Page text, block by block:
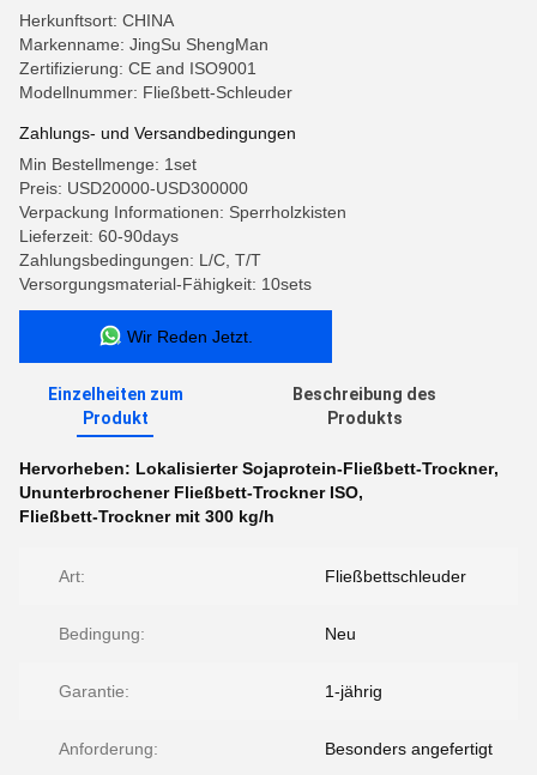
Herkunftsort: CHINA
Markenname: JingSu ShengMan
Zertifizierung: CE and ISO9001
Modellnummer: Fließbett-Schleuder
Zahlungs- und Versandbedingungen
Min Bestellmenge: 1set
Preis: USD20000-USD300000
Verpackung Informationen: Sperrholzkisten
Lieferzeit: 60-90days
Zahlungsbedingungen: L/C, T/T
Versorgungsmaterial-Fähigkeit: 10sets
Wir Reden Jetzt.
Einzelheiten zum
Produkt
Beschreibung des
Produkts
Hervorheben: Lokalisierter Sojaprotein-Fließbett-Trockner,
Ununterbrochener Fließbett-Trockner ISO,
Fließbett-Trockner mit 300 kg/h
Art: Fließbettschleuder
Bedingung: Neu
Garantie: 1-jährig
Anforderung: Besonders angefertigt